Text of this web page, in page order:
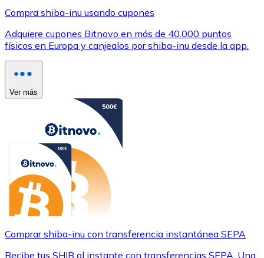
Compra shiba-inu usando cupones
Adquiere cupones Bitnovo en más de 40.000 puntos
físicos en Europa y canjealos por shiba-inu desde la app.
Ver más
Comprar shiba-inu con transferencia instantánea SEPA
Recibe tus SHIB al instante con transferencias SEPA. Una